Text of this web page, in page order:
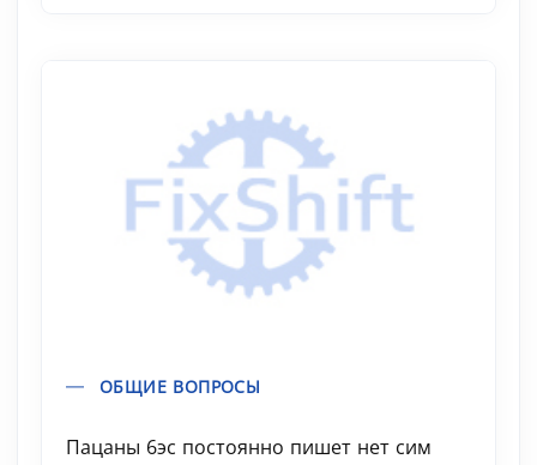
ОБЩИЕ ВОПРОСЫ
Пацаны 6эс постоянно пишет нет сим